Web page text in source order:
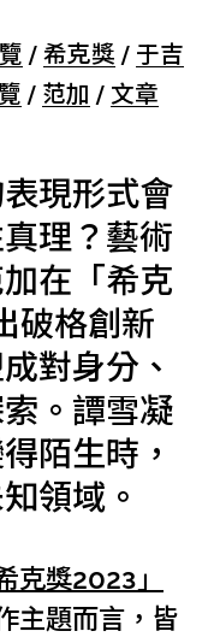
/ 希克獎 / 于吉
/ 范加 / 文章
現形式會
理？藝術
在「希克
破格創新
對身分、
。譚雪凝
陌生時，
領域。
克獎2023」
主題而言，皆